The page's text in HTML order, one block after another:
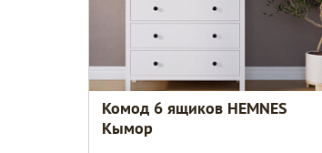
Комод 6 ящиков HEMNES
Кымор